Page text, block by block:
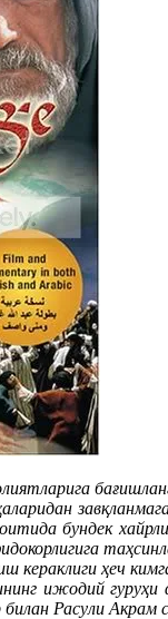
бундек
кераклиги ҳеч
ижодий гуруҳи
Расули Акрам